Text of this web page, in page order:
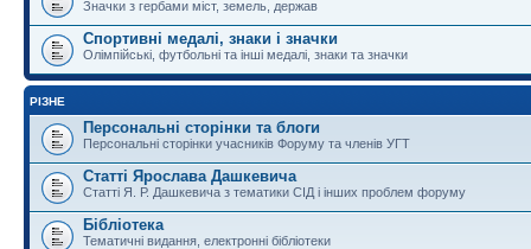
Значки з гербами міст, земель, держав
Спортивні медалі, знаки і значки
Олімпійські, футбольні та інші медалі, знаки та значки
РІЗНЕ
Персональні сторінки та блоги
Персональні сторінки учасників Форуму та членів УГТ
Статті Ярослава Дашкевича
Статті Я. Р. Дашкевича з тематики СІД і інших проблем форуму
Бібліотека
Тематичні видання, електронні бібліотеки